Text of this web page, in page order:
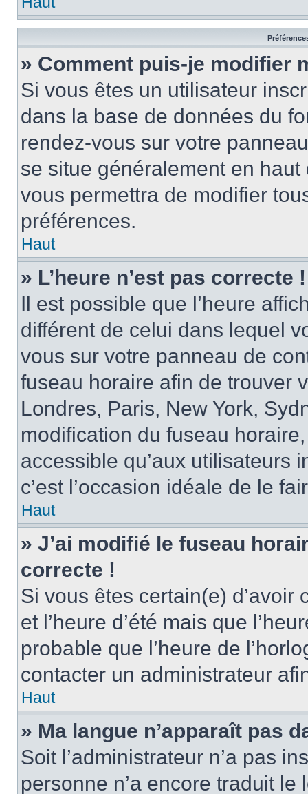
» Comment puis-je modifier
Si vous êtes un utilisateur
dans la base de données du
rendez-vous sur votre
se situe généralement en
vous permettra de modifier
préférences.
Haut
» L’heure n’est pas correcte !
Il est possible que l’heure
différent de celui dans lequel
vous sur votre panneau de
fuseau horaire afin de trouver
Londres, Paris, New York,
modification du fuseau
accessible qu’aux utilisateurs
c’est l’occasion idéale de le
Haut
» J’ai modifié le fuseau
correcte !
Si vous êtes certain(e)
et l’heure d’été mais que
probable que l’heure de
contacter un administrateur
Haut
» Ma langue n’apparaît pas
Soit l’administrateur n’a pas
personne n’a encore traduit